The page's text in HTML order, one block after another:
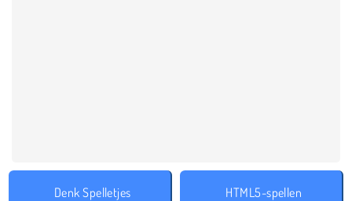
Denk Spelletjes HTML5-spellen